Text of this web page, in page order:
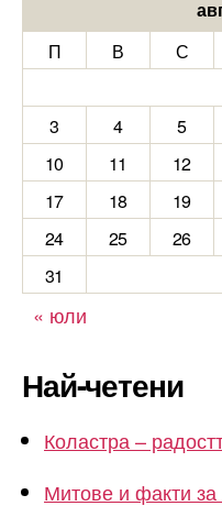
П
В С
3
4 5
10
11 12
17
18 19
24
25 26
31
« юли
Най-четени
Коластра –
Митове и факти за